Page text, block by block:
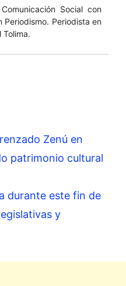
Social con
Periodismo. Periodista en
Tolima.
Zenú en
patrimonio cultural
durante este fin de
y